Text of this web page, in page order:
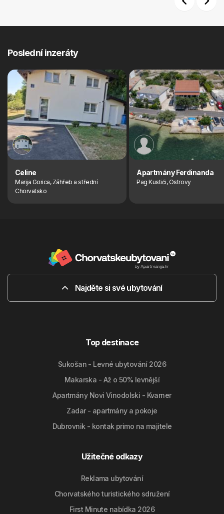
Poslední inzeráty
Celine
Marija Gorica, Záhřeb a střední
Chorvatsko
Apartmány Ferdinanda
Pag Kustići, Ostrovy
Najděte si své ubytování
Top destinace
Sukošan - Levné ubytování 2026
Makarska - Až o 50% levnější
Apartmány Novi Vinodolski - Kvarner
Zadar - apartmány a pokoje
Dubrovnik - kontak primo na majitele
Užitečné odkazy
Reklama ubytování
Chorvatského turistického sdružení
First Minute nabídka 2026